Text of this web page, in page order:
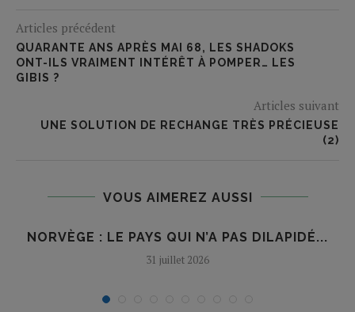
Articles précédent
QUARANTE ANS APRÈS MAI 68, LES SHADOKS
ONT-ILS VRAIMENT INTÉRÊT À POMPER… LES
GIBIS ?
Articles suivant
UNE SOLUTION DE RECHANGE TRÈS PRÉCIEUSE
(2)
VOUS AIMEREZ AUSSI
NORVÈGE : LE PAYS QUI N’A PAS DILAPIDÉ...
31 juillet 2026